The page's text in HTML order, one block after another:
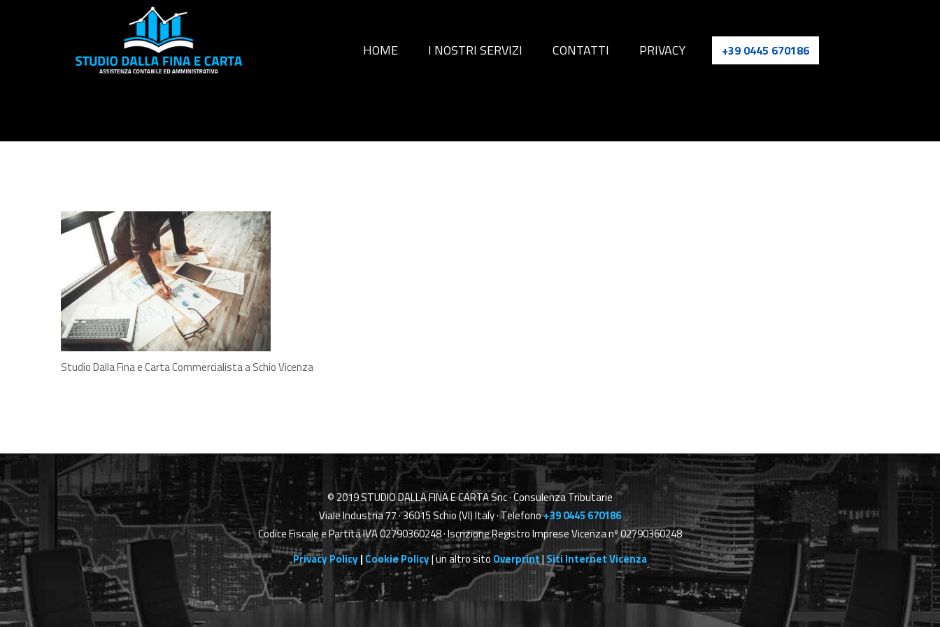
+39 0445 670186
HOME I NOSTRI SERVIZI CONTATTI PRIVACY
Studio Dalla Fina e Carta Commercialista a Schio Vicenza
© 2019 STUDIO DALLA FINA E CARTA Snc · Consulenza Tributarie
Viale Industria 77 · 36015 Schio (VI) Italy · Telefono+39 0445 670186
Codice Fiscale e Partita IVA 02790360248 · Iscrizione Registro Imprese Vicenza nº 02790360248
Privacy Policy| Cookie Policy| un altro sitoOverprint| Siti Internet Vicenza